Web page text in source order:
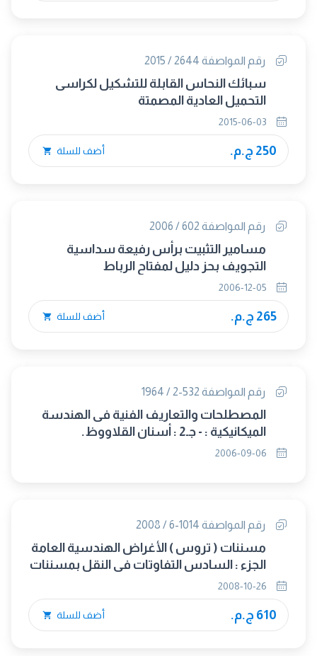
رقم المواصفة 2644 / 2015
سبائك النحاس القابلة للتشكيل لكراسى
التحميل العادية المصمتة
250 ج.م. أضف للسلة
رقم المواصفة 602 / 2006
مسامير التثبيت برأس رفيعة سداسية
التجويف بحز دليل لمفتاح الرباط
265 ج.م. أضف للسلة
رقم المواصفة 532-2 / 1964
المصطلحات والتعاريف الفنية فى الهندسة
الميكانيكية : - جـ2 : أسنان القلاووظ.
رقم المواصفة 1014-6 / 2008
مسننات ( تروس ) الأغراض الهندسية العامة
الجزء : السادس التفاوتات فى النقل بمسننات
مخروطية
610 ج.م. أضف للسلة